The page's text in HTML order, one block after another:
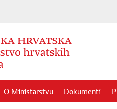
O Ministarstvu Dokumenti